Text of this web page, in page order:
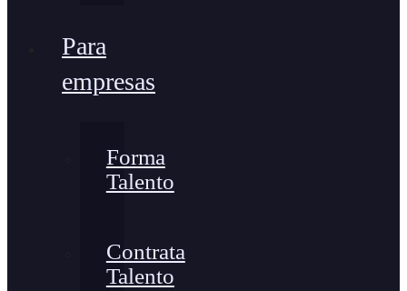
Para
empresas
Forma
Talento
Contrata
Talento